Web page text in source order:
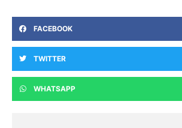
FACEBOOK
TWITTER
WHATSAPP